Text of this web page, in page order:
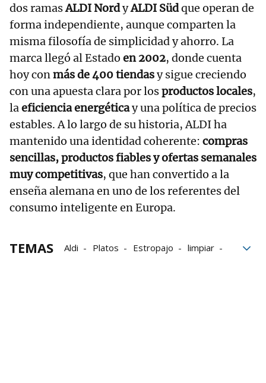
dos ramasALDI NordyALDI Südque operan de
forma independiente, aunque comparten la
misma filosofía de simplicidad y ahorro. La
marca llegó al Estado en 2002, donde cuenta
hoy conmás de 400 tiendasy sigue creciendo
con una apuesta clara por losproductos locales,
laeficiencia energéticay una política de precios
estables. A lo largo de su historia, ALDI ha
mantenido una identidad coherente: compras
sencillas, productos fiables y ofertas semanales
muy competitivas, que han convertido a la
enseña alemana en uno de los referentes del
consumo inteligente en Europa.
TEMAS Aldi Platos Estropajo
limpiar